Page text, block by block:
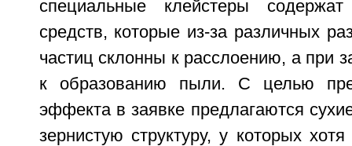
специальные клейстеры
средств, которые из-за различных
частиц склонны к расслоению, а при
к образованию пыли. С целью
эффекта в заявке предлагаются
зернистую структуру, у которых